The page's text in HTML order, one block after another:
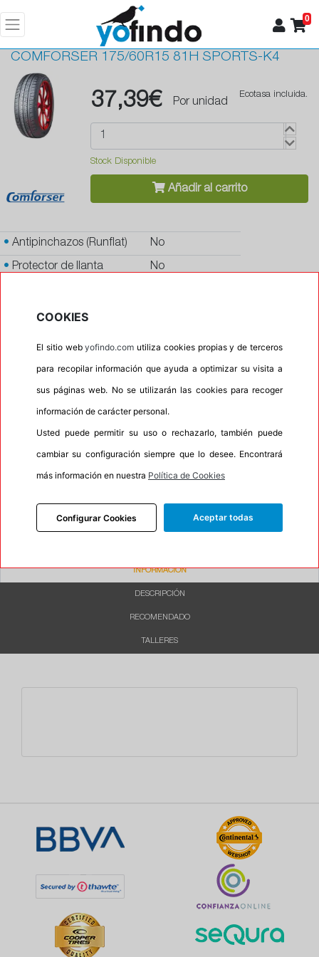
0
COMFORSER 175/60R15 81H SPORTS-K4
37,39€ Por unidad
Ecotasa incluida.
Stock Disponible
Añadir al carrito
• Antipinchazos (Runflat) No
• Protector de llanta No
Letras blancas
Banda blanca No
No
Calidad BUDGET
P.O.R. No
Oportunidad No
Etiqueta energética Información Eprel
INFORMACIÓN
DESCRIPCIÓN
RECOMENDADO
TALLERES
COOKIES
El sitio webyofindo.com utiliza cookies propias y de terceros
para recopilar información que ayuda a optimizar su visita a
sus páginas web. No se utilizarán las cookies para recoger
información de carácter personal.
Usted puede permitir su uso o rechazarlo, también puede
cambiar su configuración siempre que lo desee. Encontrará
más información en nuestra Política de Cookies
Configurar Cookies Aceptar todas